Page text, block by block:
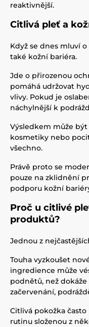
reaktivnější.
Citlivá pleť a
Když se dnes mluví
také kožní bariéra.
Jde o přirozenou
pomáhá udržovat
vlivy. Pokud je
náchylnější k
Výsledkem může
kosmetiky nebo
všechno.
Právě proto se
pouze na zklidnění
podporu kožní
Proč u citlivé
produktů?
Jednou z
Touha vyzkoušet
ingredience může
podnětů, než
začervenání,
Citlivá pokožka
rutinu složenou z